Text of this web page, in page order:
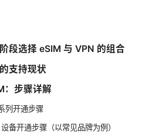
段选择 eSIM 与 VPN 的组合
支持现状
：步骤详解
列开通步骤
备开通步骤（以常见品牌为例）